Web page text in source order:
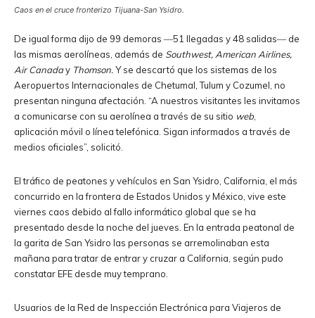
Caos en el cruce fronterizo Tijuana-San Ysidro.
De igual forma dijo de 99 demoras ―51 llegadas y 48 salidas― de
las mismas aerolíneas, además de Southwest, American Airlines,
Air Canaday Thomson.Y se descartó que los sistemas de los
Aeropuertos Internacionales de Chetumal, Tulum y Cozumel, no
presentan ninguna afectación. “A nuestros visitantes les invitamos
a comunicarse con su aerolínea a través de su sitio web,
aplicación móvil o línea telefónica. Sigan informados a través de
medios oficiales”, solicitó.
El tráfico de peatones y vehículos en San Ysidro, California, el más
concurrido en la frontera de Estados Unidos y México, vive este
viernes caos debido al fallo informático global que se ha
presentado desde la noche del jueves. En la entrada peatonal de
la garita de San Ysidro las personas se arremolinaban esta
mañana para tratar de entrar y cruzar a California, según pudo
constatar EFE desde muy temprano.
Usuarios de la Red de Inspección Electrónica para Viajeros de